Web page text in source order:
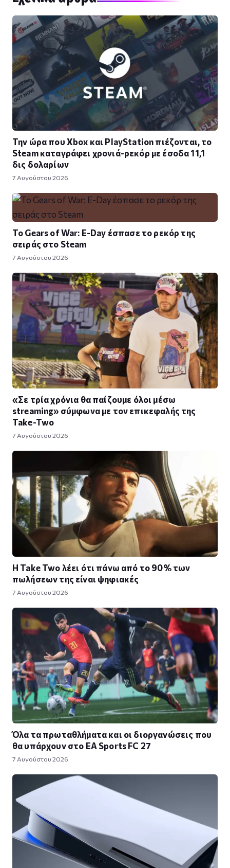
Την ώρα που Xbox και PlayStation πιέζονται, το
Steam καταγράφει χρονιά-ρεκόρ με έσοδα 11,1
δις δολαρίων
7 Αυγούστου 2026
Το Gears of War: E-Day έσπασε το ρεκόρ της
σειράς στο Steam
7 Αυγούστου 2026
«Σε τρία χρόνια θα παίζουμε όλοι μέσω
streaming» σύμφωνα με τον επικεφαλής της
Take-Two
7 Αυγούστου 2026
Η Take Twο λέει ότι πάνω από το 90% των
πωλήσεων της είναι ψηφιακές
7 Αυγούστου 2026
Όλα τα πρωταθλήματα και οι διοργανώσεις που
θα υπάρχουν στο EA Sports FC 27
7 Αυγούστου 2026